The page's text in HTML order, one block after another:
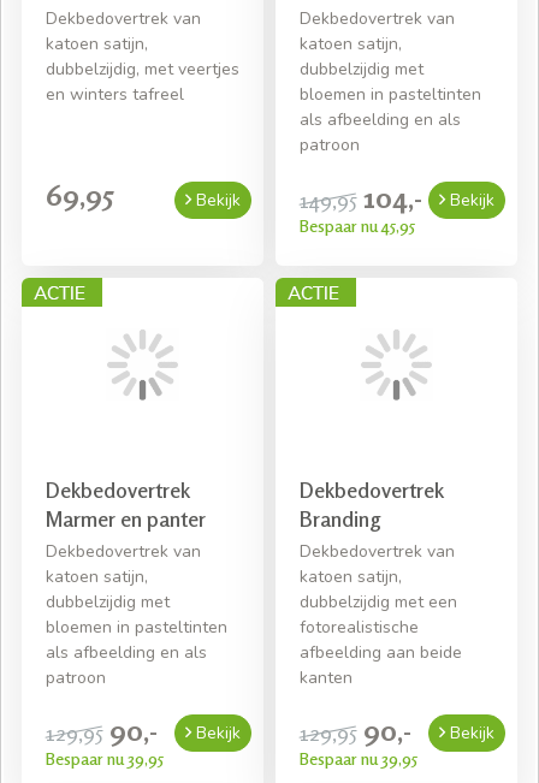
Dekbedovertrek van
katoen satijn,
dubbelzijdig, met veertjes
en winters tafreel
69,95 Bekijk
Dekbedovertrek van
katoen satijn,
dubbelzijdig met
bloemen in pasteltinten
als afbeelding en als
patroon
149,95 104,-
Bespaar nu 45,95
Bekijk
Dekbedovertrek
Marmer en panter
Dekbedovertrek van
katoen satijn,
dubbelzijdig met
bloemen in pasteltinten
als afbeelding en als
patroon
129,95 90,-
Bespaar nu 39,95
Bekijk
Dekbedovertrek
Branding
Dekbedovertrek van
katoen satijn,
dubbelzijdig met een
fotorealistische
afbeelding aan beide
kanten
129,95 90,-
Bespaar nu 39,95
Bekijk